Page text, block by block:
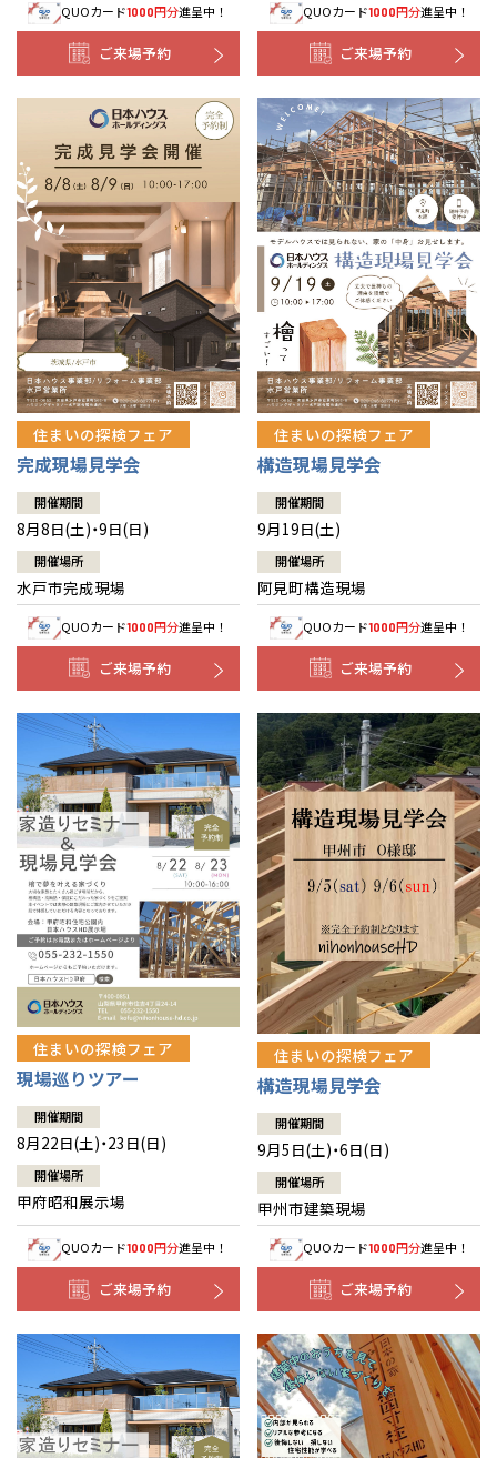
QUOカード1000円分進呈中！
ご来場予約
QUOカード1000円分進呈中！
ご来場予約
住まいの探検フェア
完成現場見学会
開催期間
8月8日(土)・9日(日)
開催場所
水戸市完成現場
QUOカード1000円分進呈中！
ご来場予約
住まいの探検フェア
構造現場見学会
開催期間
9月19日(土)
開催場所
阿見町構造現場
QUOカード1000円分進呈中！
ご来場予約
住まいの探検フェア
現場巡りツアー
開催期間
8月22日(土)・23日(日)
開催場所
甲府昭和展示場
QUOカード1000円分進呈中！
ご来場予約
住まいの探検フェア
構造現場見学会
開催期間
9月5日(土)・6日(日)
開催場所
甲州市建築現場
QUOカード1000円分進呈中！
ご来場予約